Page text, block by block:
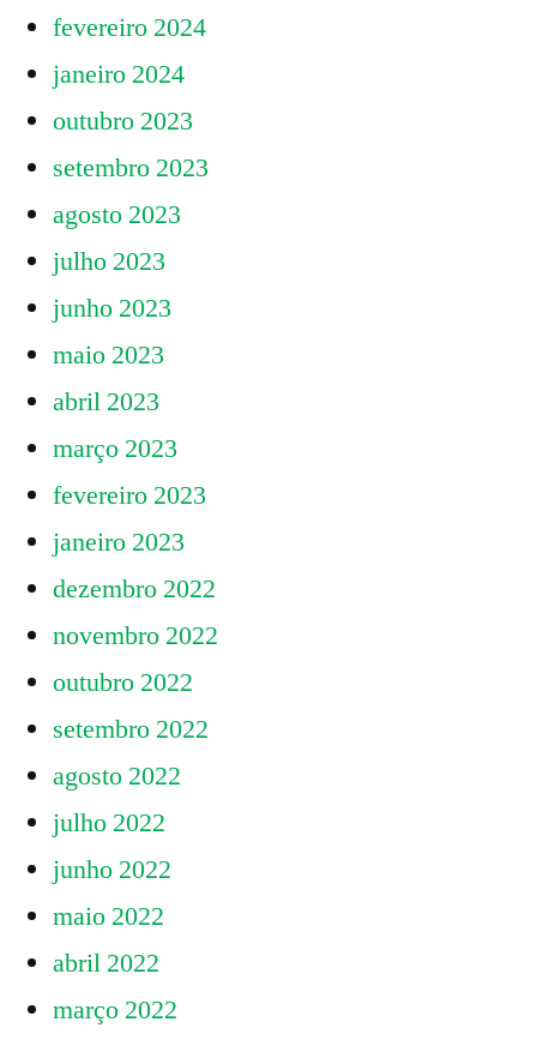
fevereiro 2024
janeiro 2024
outubro 2023
setembro 2023
agosto 2023
julho 2023
junho 2023
maio 2023
abril 2023
março 2023
fevereiro 2023
janeiro 2023
dezembro 2022
novembro 2022
outubro 2022
setembro 2022
agosto 2022
julho 2022
junho 2022
maio 2022
abril 2022
março 2022